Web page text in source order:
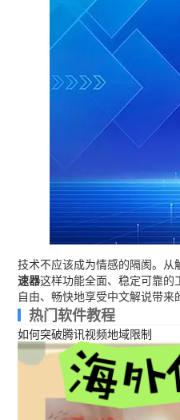
技术不应该成为情感的隔阂。从
速器这样功能全面、稳定可靠的
自由、畅快地享受中文解说带来
热门软件教程
如何突破腾讯视频地域限制